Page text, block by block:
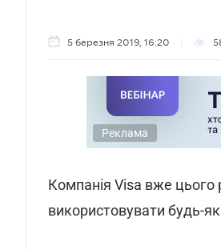
5 березня 2019, 16:20
Реклама
Компанія Visa вже цього
використовувати будь-